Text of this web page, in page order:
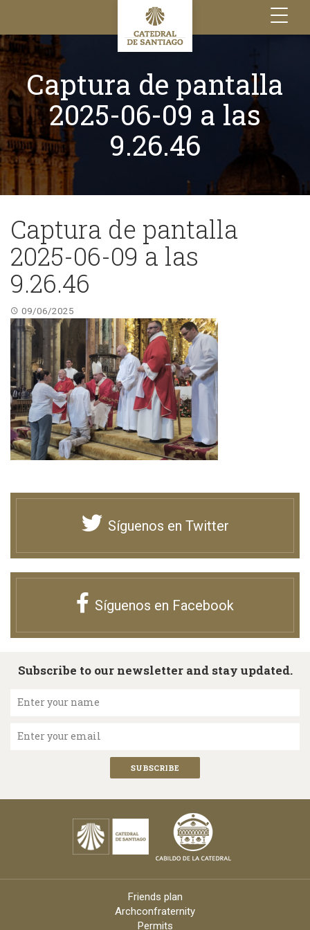
Toggle
navigation
Captura de pantalla
2025-06-09 a las
9.26.46
Captura de pantalla
2025-06-09 a las
9.26.46
09/06/2025
Síguenos en Twitter
Síguenos en Facebook
Subscribe to our newsletter and stay updated.
Enter your name
Enter your email
Friends plan
Archconfraternity
Permits